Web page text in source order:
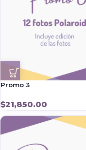
Promo 3
$21,850.00